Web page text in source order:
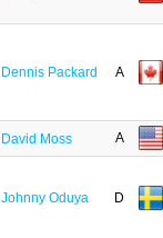
Dennis Packard A
David Moss A
Johnny Oduya D